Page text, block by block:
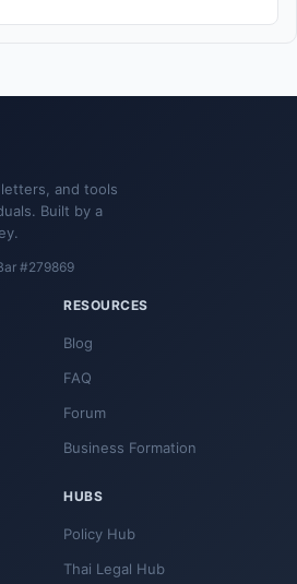
and tools
Built by a
#279869
RESOURCES
Blog
FAQ
Forum
Business Formation
HUBS
Policy Hub
Thai Legal Hub